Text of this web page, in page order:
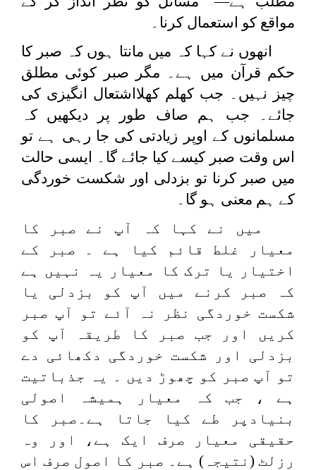
مواقع کو استعمال کرنا۔
انھوں نے کہا کہ میں مانتا ہوں کہ صبر کا
حکم قرآن میں ہے۔ مگر صبر کوئی مطلق
چیز نہیں۔ جب کھلم کھلااشتعال انگیزی کی
جائے۔ جب ہم صاف طور پر دیکھیں کہ
مسلمانوں کے اوپر زیادتی کی جا رہی ہے تو
اس وقت صبر کیسے کیا جائے گا۔ ایسی حالت
میں صبر کرنا تو بزدلی اور شکست خوردگی
کے ہم معنی ہو گا۔
میں نے کہا کہ آپ نے صبر کا
معیار غلط قائم کیا ہے ۔ صبر کے
اختیار یا ترک کا معیار یہ نہیں ہے
کہ صبر کرنے میں آپ کو بزدلی یا
شکست خوردگی نظر نہ آئے تو آپ صبر
کریں اور جب صبر کا طریقہ آپ کو
بزدلی اور شکست خوردگی دکھائی دے
تو آپ صبر کو چھوڑ دیں ۔ یہ جذباتیت
ہے ، جب کہ معیار ہمیشہ اصولی
بنیادپر طے کیا جاتا ہے۔صبر کا
حقیقی معیار صرف ایک ہے، اور وہ
رزلٹ (نتیجہ) ہے۔ صبر کا اصول صرف اس